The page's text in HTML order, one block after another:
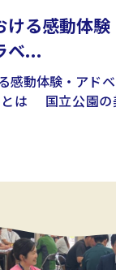
ける感動体験
ベ...
感動体験・アド
とは 国立公園の